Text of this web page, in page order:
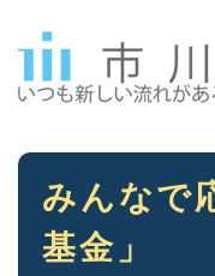
本
みんなで
基金」